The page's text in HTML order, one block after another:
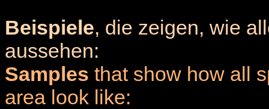
Beispiele, die zeigen, wie
aussehen:
Samples that show how all
area look like: